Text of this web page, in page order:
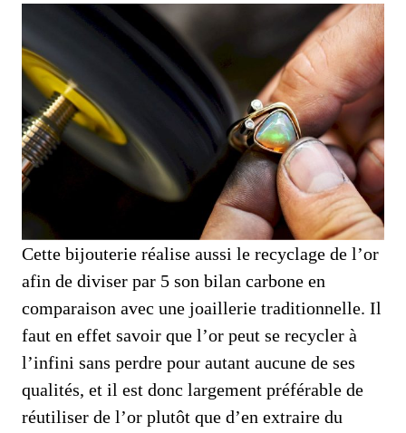
Cette bijouterie réalise aussi le recyclage de l’or
afin de diviser par 5 son bilan carbone en
comparaison avec une joaillerie traditionnelle. Il
faut en effet savoir que l’or peut se recycler à
l’infini sans perdre pour autant aucune de ses
qualités, et il est donc largement préférable de
réutiliser de l’or plutôt que d’en extraire du